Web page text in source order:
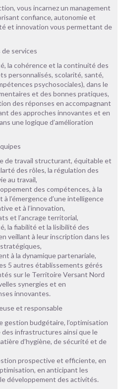
vous incarnez un management
confiance, autonomie et
et innovation vous permettant de
services
la cohérence et la continuité des
personnalisés, scolarité, santé,
psychosociales), dans le
et des bonnes pratiques,
des réponses en accompagnant
des approches innovantes et en
une logique d’amélioration
de travail structurant, équitable et
des rôles, la régulation des
au travail,
des compétences, à la
l’émergence d’une intelligence
et à l’innovation,
et l’ancrage territorial,
la fiabilité et la lisibilité des
veillant à leur inscription dans les
à la dynamique partenariale,
5 autres établissements gérés
sur le Territoire Versant Nord
synergies et en
innovantes.
et responsable
gestion budgétaire, l’optimisation
infrastructures ainsi que le
d’hygiène, de sécurité et de
prospective et efficiente, en
en anticipant les
développement des activités.